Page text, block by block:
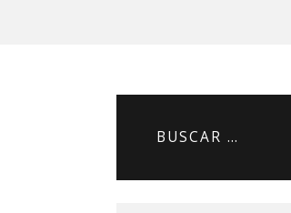
Buscar: